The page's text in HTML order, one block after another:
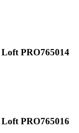
PRO765014
PRO765016